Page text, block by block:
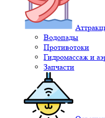
Водопады
Противотоки
Гидромассаж и
Запчасти